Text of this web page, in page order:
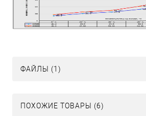
ФАЙЛЫ (1)
ПОХОЖИЕ ТОВАРЫ (6)